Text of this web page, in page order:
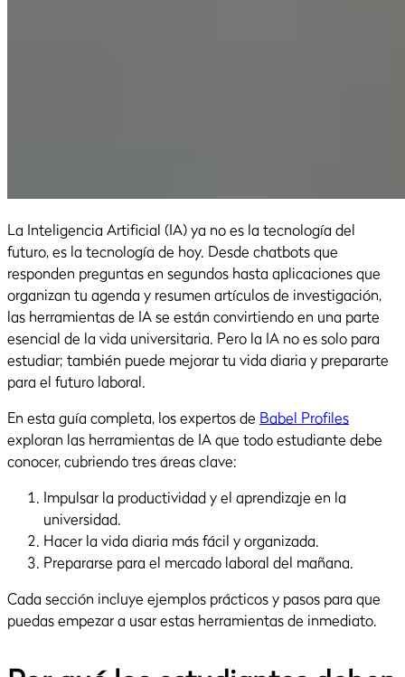
La Inteligencia Artificial (IA) ya no es la tecnología del
futuro, es la tecnología de hoy. Desde chatbots que
responden preguntas en segundos hasta aplicaciones que
organizan tu agenda y resumen artículos de investigación,
las herramientas de IA se están convirtiendo en una parte
esencial de la vida universitaria. Pero la IA no es solo para
estudiar; también puede mejorar tu vida diaria y prepararte
para el futuro laboral.
En esta guía completa, los expertos de Babel Profiles
exploran las herramientas de IA que todo estudiante debe
conocer, cubriendo tres áreas clave:
Impulsar la productividad y el aprendizaje en la
universidad.
Hacer la vida diaria más fácil y organizada.
Prepararse para el mercado laboral del mañana.
Cada sección incluye ejemplos prácticos y pasos para que
puedas empezar a usar estas herramientas de inmediato.